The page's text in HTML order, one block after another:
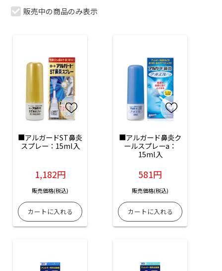
販売中の商品のみ表示
■アルガードST鼻炎
スプレー：15ml入
1,182円
販売価格(税込)
■アルガード鼻炎ク
ールスプレーa：
15ml入
581円
販売価格(税込)